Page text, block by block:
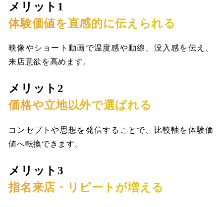
メリット1
体験価値を直感的に伝えられる
映像やショート動画で温度感や動線、没入感を伝え、
来店意欲を高めます。
メリット2
価格や立地以外で選ばれる
コンセプトや思想を発信することで、比較軸を体験価
値へ転換できます。
メリット3
指名来店・リピートが増える